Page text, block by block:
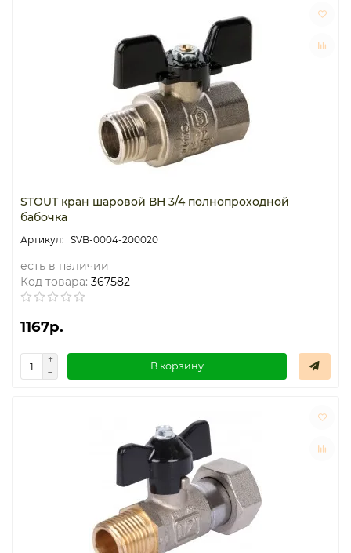
STOUT кран шаровой ВН 3/4 полнопроходной
бабочка
SVB-0004-200020
есть в наличии
Код товара: 367582
1167р.
В корзину